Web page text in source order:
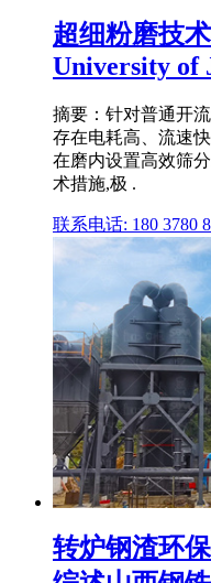
超细粉磨技
University of
摘要：针对普通开
存在电耗高、流速
在磨内设置高效筛
术措施,极 .
联系电话: 180 3780
转炉钢渣环